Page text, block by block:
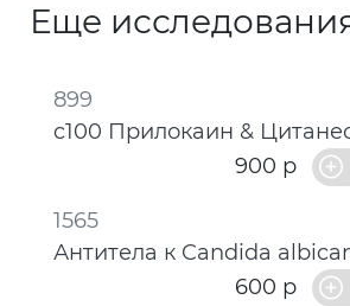
Еще
899
c100 Прилокаин &
900 р
1565
Антитела к Candida
600 р